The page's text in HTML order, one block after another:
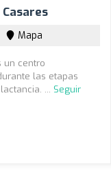
Mapa
un centro
las etapas
... Seguir